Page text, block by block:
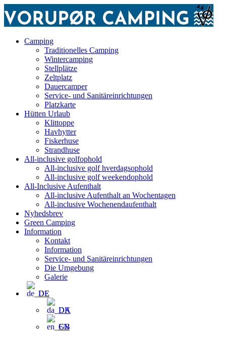
Camping
Traditionelles Camping
Wintercamping
Stellplätze
Zeltplatz
Dauercamper
Service- und Sanitäreinrichtungen
Platzkarte
Hütten Urlaub
Klittoppe
Havhytter
Fiskerhuse
Strandhuse
All-inclusive golfophold
All-inclusive golf hverdagsophold
All-inclusive golf weekendophold
All-Inclusive Aufenthalt
All-inclusive Aufenthalt an Wochentagen
All-inclusive Wochenendaufenthalt
Nyhedsbrev
Green Camping
Information
Kontakt
Information
Service- und Sanitäreinrichtungen
Die Umgebung
Galerie
DE
DA
EN